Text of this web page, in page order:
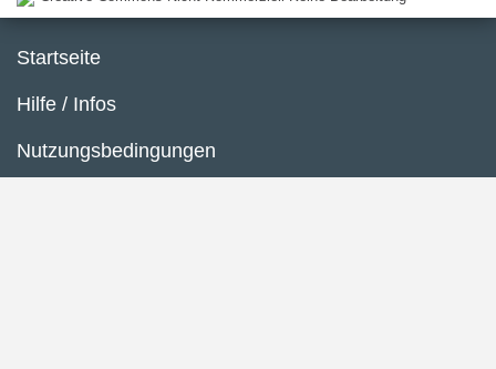
Startseite
Hilfe / Infos
Nutzungsbedingungen